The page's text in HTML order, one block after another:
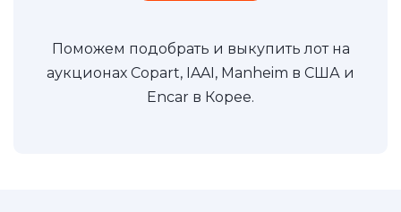
Поможем подобрать и выкупить лот на
аукционах Copart, IAAI, Manheim в США и
Encar в Корее.